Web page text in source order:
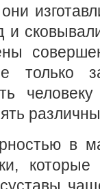
и
только
в